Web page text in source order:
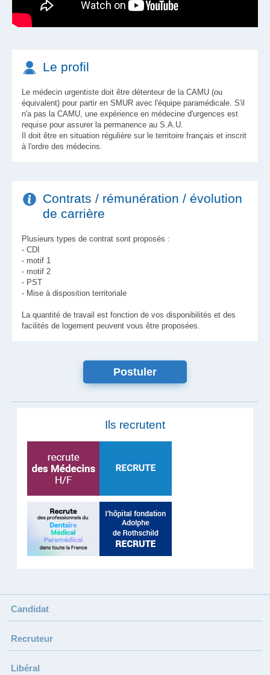
Le profil
Le médecin urgentiste doit être détenteur de la CAMU (ou
équivalent) pour partir en SMUR avec l'équipe paramédicale. S'il
n'a pas la CAMU, une expérience en médecine d'urgences est
requise pour assurer la permanence au S.A.U.
Il doit être en situation régulière sur le territoire français et inscrit
à l'ordre des médecins.
Contrats / rémunération / évolution
de carrière
Plusieurs types de contrat sont proposés :
- CDI
- motif 1
- motif 2
- PST
- Mise à disposition territoriale
La quantité de travail est fonction de vos disponibilités et des
facilités de logement peuvent vous être proposées.
Postuler
Ils recrutent
Candidat
Recruteur
Libéral